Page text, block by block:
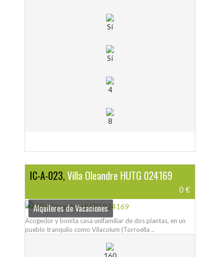
Sí
Sí
4
8
IC-A-023,Villa Oleandre HUTG 024169
0 €
Alquileres de Vacaciones
Acogedor y bonita casa unifamiliar de dos plantas, en un
pueblo tranquilo como Vilacolum (Torroella ..